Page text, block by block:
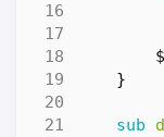
}
sub